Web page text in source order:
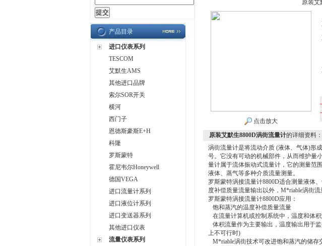
产品目录
进口仪表系列
TESCOM
艾默生AMS
其他进口品牌
索尔SOR开关
横河
西门子
恩德斯豪斯E+H
科隆
罗斯蒙特
霍尼韦尔Honeywell
德国VEGA
进口流量计系列
进口液位计系列
进口变送器系列
其他进口仪表
流量仪表系列
原装艾
点击放大
原装艾默生8800D涡街流量计的详细资料：
涡街流量计是将流动介质 (液体、气体)形
号。它没有可动的机械部件，从而维护量
量计属于流体振动式流量计，它的测量范
液体、蒸气等多种介质流量测量。
罗斯蒙特涡接流量计8800D适合测量液体
度补偿质量流量输出以外，M*riable涡街
罗斯蒙特涡接流量计8800D应用：
饱和蒸汽的温度补偿质量流量
在流量计算机或控制系统中，温度和体
体积流量作为主要输出，温度输出用于
上不可行时)
M*riable涡街技术可改进饱和蒸汽的储